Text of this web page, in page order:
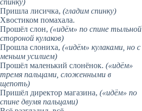
спинку)
Пришла лисичка, (гладим спинку)
Хвостиком помахала.
Прошёл слон, («идём» по спине тыльной
стороной кулаков)
Прошла слониха, («идём» кулаками, но с
меньим усилием)
Прошёл маленький слонёнок. («идём»
тремя пальцами, сложенными в
щепоть)
Пришёл директор магазина, («идём» по
спине двумя пальцами)